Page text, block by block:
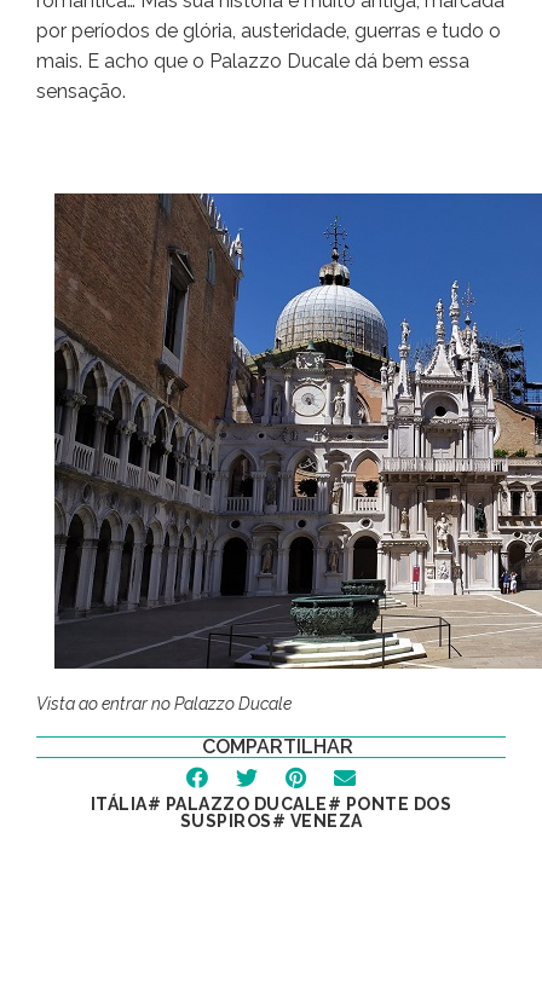
por períodos de glória, austeridade, guerras e tudo o
mais. E acho que o Palazzo Ducale dá bem essa
sensação.
Vista ao entrar no Palazzo Ducale
COMPARTILHAR
ITÁLIA# PALAZZO DUCALE# PONTE DOS
SUSPIROS# VENEZA